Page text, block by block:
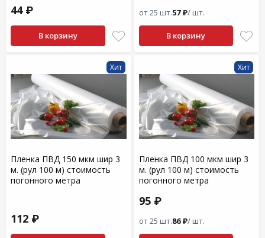
44 ₽
В корзину
от 25 шт.57 ₽/ шт.
В корзину
Хит
Пленка ПВД 150 мкм шир 3
м. (рул 100 м) стоимость
погонного метра
112 ₽
Хит
Пленка ПВД 100 мкм шир 3
м. (рул 100 м) стоимость
погонного метра
95 ₽
от 25 шт.86 ₽/ шт.